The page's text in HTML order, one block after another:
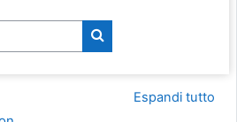
Cerca corsi
Espandi tutto